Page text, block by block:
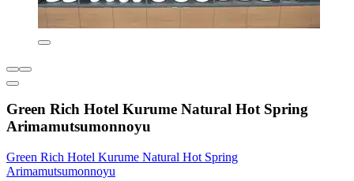
Green Rich Hotel Kurume Natural Hot Spring
Arimamutsumonnoyu
Green Rich Hotel Kurume Natural Hot Spring
Arimamutsumonnoyu